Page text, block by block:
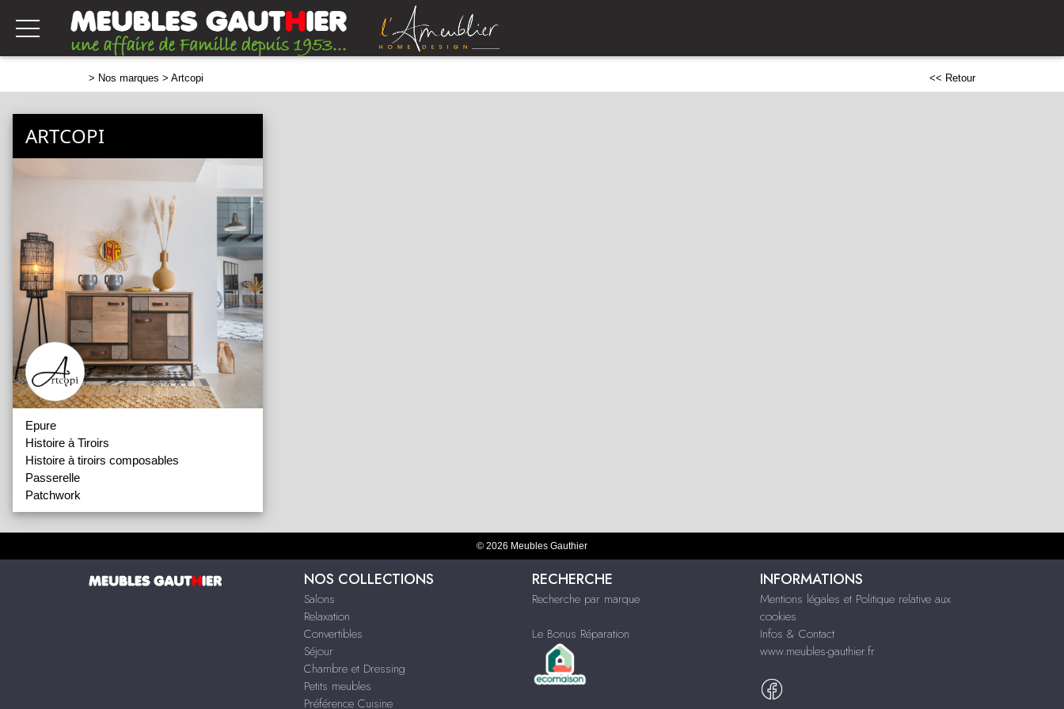
> Nos marques > Artcopi << Retour
ARTCOPI
Epure
Histoire à Tiroirs
Histoire à tiroirs composables
Passerelle
Patchwork
© 2026 Meubles Gauthier
NOS COLLECTIONS
Salons
Relaxation
Convertibles
Séjour
Chambre et Dressing
Petits meubles
Préférence Cuisine
RECHERCHE
Recherche par marque
Le Bonus Réparation
INFORMATIONS
Mentions légales et Politique relative aux
cookies
Infos & Contact
www.meubles-gauthier.fr